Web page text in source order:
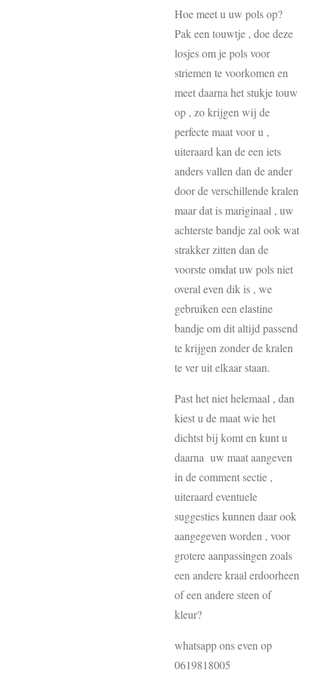
Hoe meet u uw pols op?
Pak een touwtje , doe deze
losjes om je pols voor
striemen te voorkomen en
meet daarna het stukje touw
op , zo krijgen wij de
perfecte maat voor u ,
uiteraard kan de een iets
anders vallen dan de ander
door de verschillende kralen
maar dat is mariginaal , uw
achterste bandje zal ook wat
strakker zitten dan de
voorste omdat uw pols niet
overal even dik is , we
gebruiken een elastine
bandje om dit altijd passend
te krijgen zonder de kralen
te ver uit elkaar staan.
Past het niet helemaal , dan
kiest u de maat wie het
dichtst bij komt en kunt u
daarna uw maat aangeven
in de comment sectie ,
uiteraard eventuele
suggesties kunnen daar ook
aangegeven worden , voor
grotere aanpassingen zoals
een andere kraal erdoorheen
of een andere steen of
kleur?
whatsapp ons even op
0619818005